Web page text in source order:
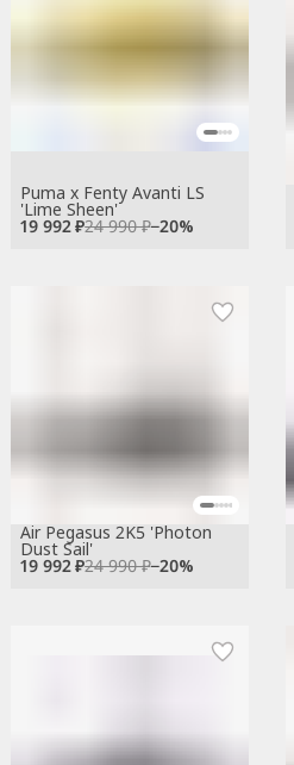
19 992 ₽24 990 ₽−20%
Puma x Fenty Avanti LS
'Lime Sheen'
19 992 ₽24 990 ₽−20%
Air Pegasus 2K5 'Photon
Dust Sail'